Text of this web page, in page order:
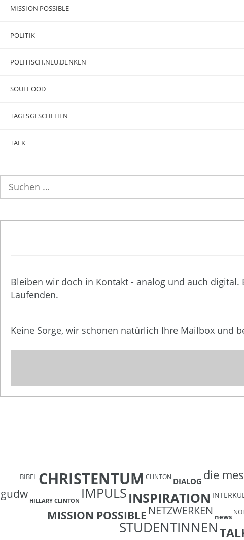
MISSION POSSIBLE
POLITIK
POLITISCH.NEU.DENKEN
SOULFOOD
TAGESGESCHEHEN
TALK
nach:
Bleiben wir doch in Kontakt - analog und auch
Laufenden.
Keine Sorge, wir schonen natürlich Ihre Mailbox und
BIBEL CHRISTENTUM CLINTON DIALOG die
gudw HILLARY CLINTON IMPULSINSPIRATION
MISSION POSSIBLE NETZWERKEN news
STUDENTINNEN